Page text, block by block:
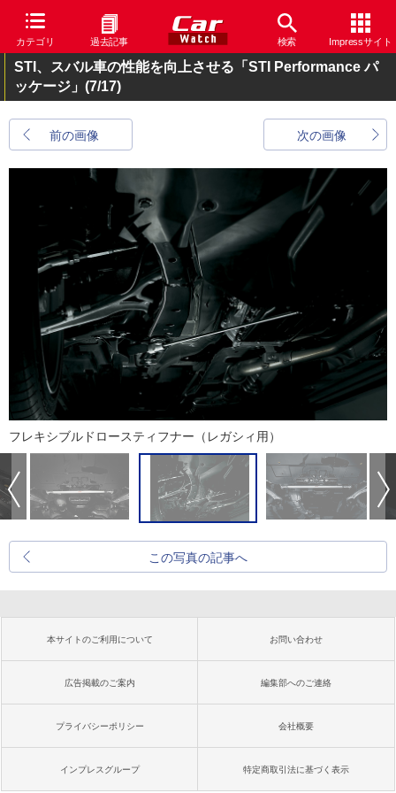
カテゴリ 過去記事 検索 Impressサイト
STI、スバル車の性能を向上させる「STI Performance パ
ッケージ」 (7/17)
前の画像 次の画像
フレキシブルドロースティフナー（レガシィ用）
この写真の記事へ
本サイトのご利用について お問い合わせ
広告掲載のご案内 編集部へのご連絡
プライバシーポリシー 会社概要
インプレスグループ 特定商取引法に基づく表示